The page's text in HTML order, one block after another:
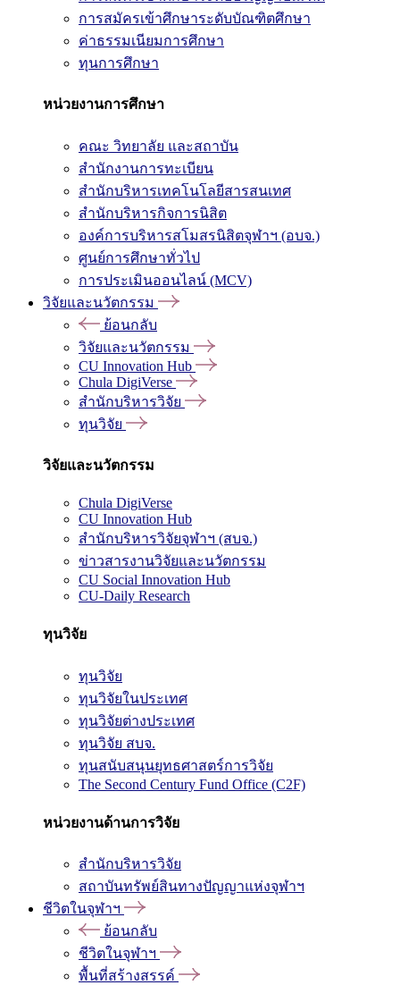
การสมัครเข้าศึกษาระดับบัณฑิตศึกษา
ค่าธรรมเนียมการศึกษา
ทุนการศึกษา
หน่วยงานการศึกษา
คณะ วิทยาลัย และสถาบัน
สำนักงานการทะเบียน
สำนักบริหารเทคโนโลยีสารสนเทศ
สำนักบริหารกิจการนิสิต
องค์การบริหารสโมสรนิสิตจุฬาฯ (อบจ.)
ศูนย์การศึกษาทั่วไป
การประเมินออนไลน์ (MCV)
วิจัยและนวัตกรรม
ย้อนกลับ
วิจัยและนวัตกรรม
CU Innovation Hub
Chula DigiVerse
สำนักบริหารวิจัย
ทุนวิจัย
วิจัยและนวัตกรรม
Chula DigiVerse
CU Innovation Hub
สำนักบริหารวิจัยจุฬาฯ (สบจ.)
ข่าวสารงานวิจัยและนวัตกรรม
CU Social Innovation Hub
CU-Daily Research
ทุนวิจัย
ทุนวิจัย
ทุนวิจัยในประเทศ
ทุนวิจัยต่างประเทศ
ทุนวิจัย สบจ.
ทุนสนับสนุนยุทธศาสตร์การวิจัย
The Second Century Fund Office (C2F)
หน่วยงานด้านการวิจัย
สำนักบริหารวิจัย
สถาบันทรัพย์สินทางปัญญาแห่งจุฬาฯ
ชีวิตในจุฬาฯ
ย้อนกลับ
ชีวิตในจุฬาฯ
พื้นที่สร้างสรรค์